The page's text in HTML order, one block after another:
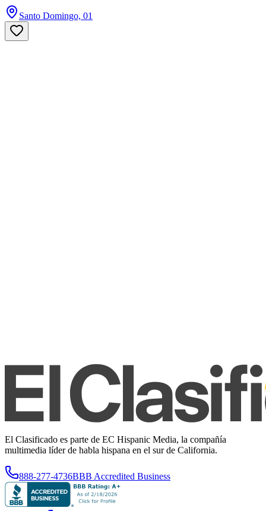
Santo Domingo, 01
El Clasificado es parte de EC Hispanic Media, la compañía
multimedia líder de habla hispana en el sur de California.
888-277-4736BBB Accredited Business